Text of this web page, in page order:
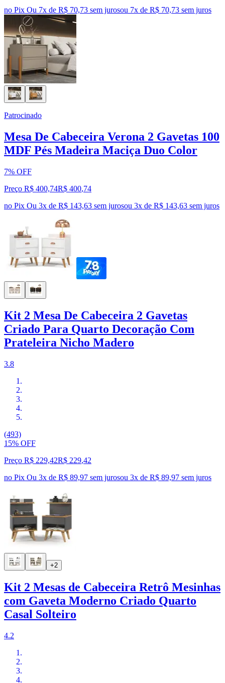
no Pix Ou 7x de R$ 70,73 sem jurosou 7x de R$ 70,73 sem juros
Patrocinado
Mesa De Cabeceira Verona 2 Gavetas 100
MDF Pés Madeira Maciça Duo Color
7% OFF
Preço R$ 400,74R$ 400,74
no Pix Ou 3x de R$ 143,63 sem jurosou 3x de R$ 143,63 sem juros
Kit 2 Mesa De Cabeceira 2 Gavetas
Criado Para Quarto Decoração Com
Prateleira Nicho Madero
3.8
(493)
15% OFF
Preço R$ 229,42R$ 229,42
no Pix Ou 3x de R$ 89,97 sem jurosou 3x de R$ 89,97 sem juros
+2
Kit 2 Mesas de Cabeceira Retrô Mesinhas
com Gaveta Moderno Criado Quarto
Casal Solteiro
4.2